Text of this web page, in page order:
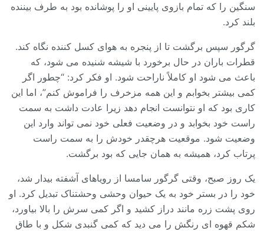
سنگین را که تمام بازوی پایینی او را پوشانده بود به طرف بیننده
بلند کرد.
گرگور سپس برگشت تا از پنجره به هوای کسل کننده نگاه کند.
قطرات باران در حال برخورد با شیشه شنیده می شود، که
باعث می شود او کاملاً ناراحت شود. او فکر کرد: “چطور اگر
کمی بیشتر بخوابم و این همه مزخرف را فراموش کنم”، اما این
کاری بود که او نتوانست انجام دهد زیرا عادت داشت به سمت
راست خود بخوابد و در وضعیت فعلی خود نمی تواند وارد این
وضعیت شود. موقعیت هرچقدر خودش را به سمت راست
پرتاب کرد، همیشه به همان جایی که بود برگشت.
یک روز صبح، وقتی گرگور سامسا از رویاهای آشفته بیدار شد،
خود را در بستر خود به یک حیوان وحشی وحشتناک تبدیل کرد. او
روی پشت زره مانند دراز کشید و اگر کمی سرش را بالا بیاورد،
شکم قهوه ای رنگش را می دید که کمی گنبدی شکل و با طاق